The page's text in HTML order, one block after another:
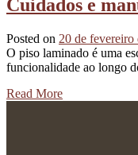
Cuidados e
Posted on 20 de fevereiro
O piso laminado é uma
funcionalidade ao longo
Read More